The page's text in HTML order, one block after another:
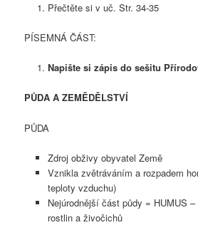
Přečtěte si v uč. Str. 34-35
PÍSEMNÁ ČÁST:
Napište si zápis do sešitu
PŮDA A ZEMĚDĚLSTVÍ
PŮDA
Zdroj obživy obyvatel Země
Vznikla zvětráváním a rozpadem
teploty vzduchu)
Nejúrodnější část půdy = HUMUS
rostlin a živočichů